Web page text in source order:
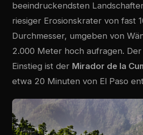
beeindruckendsten
riesiger Erosionskrater von fast
Durchmesser, umgeben von
2.000 Meter hoch aufragen.
Einstieg ist der Mirador de la
etwa 20 Minuten von El Paso